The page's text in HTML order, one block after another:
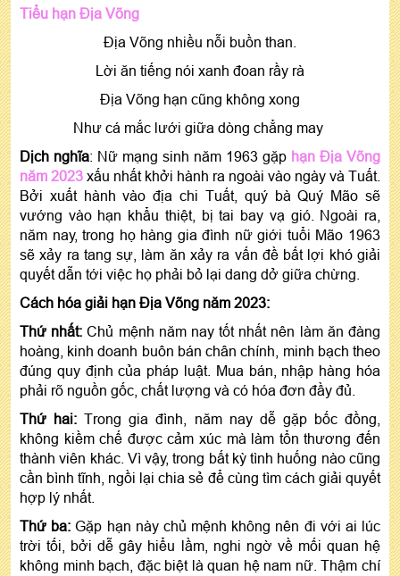
Tiểu hạn Địa Võng
Địa Võng nhiều nỗi buồn than.
Lời ăn tiếng nói xanh đoan rầy rà
Ðịa Võng hạn cũng không xong
Như cá mắc lưới giữa dòng chẳng may
Dịch nghĩa: Nữ mạng sinh năm 1963 gặp hạn Địa Võng
năm 2023 xấu nhất khởi hành ra ngoài vào ngày và Tuất.
Bởi xuất hành vào địa chi Tuất, quý bà Quý Mão sẽ
vướng vào hạn khẩu thiệt, bị tai bay vạ gió. Ngoài ra,
năm nay, trong họ hàng gia đình nữ giới tuổi Mão 1963
sẽ xảy ra tang sự, làm ăn xảy ra vấn đề bất lợi khó giải
quyết dẫn tới việc họ phải bỏ lại dang dở giữa chừng.
Cách hóa giải hạn Địa Võng năm 2023:
Thứ nhất:Chủ mệnh năm nay tốt nhất nên làm ăn đàng
hoàng, kinh doanh buôn bán chân chính, minh bạch theo
đúng quy định của pháp luật. Mua bán, nhập hàng hóa
phải rõ nguồn gốc, chất lượng và có hóa đơn đầy đủ.
Thứ hai: Trong gia đình, năm nay dễ gặp bốc đồng,
không kiềm chế được cảm xúc mà làm tổn thương đến
thành viên khác. Vì vậy, trong bất kỳ tình huống nào cũng
cần bình tĩnh, ngồi lại chia sẻ để cùng tìm cách giải quyết
hợp lý nhất.
Thứ ba:Gặp hạn này chủ mệnh không nên đi với ai lúc
trời tối, bởi dễ gây hiểu lầm, nghi ngờ về mối quan hệ
không minh bạch, đặc biệt là quan hệ nam nữ. Thậm chí